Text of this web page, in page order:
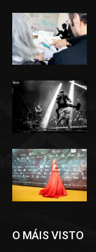
O MÁIS VISTO